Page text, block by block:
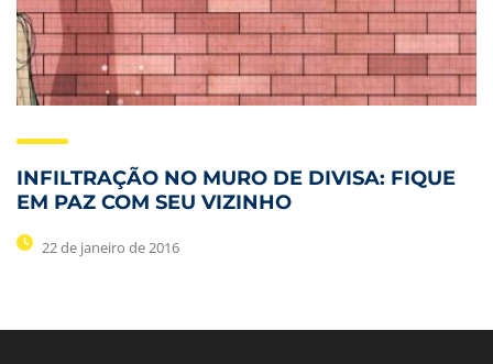
INFILTRAÇÃO NO MURO DE DIVISA: FIQUE
EM PAZ COM SEU VIZINHO
22 de janeiro de 2016